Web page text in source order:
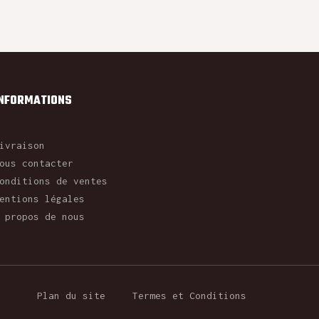
contacter
de ventes
légales
propos de nous
Plan du site Termes et Conditions